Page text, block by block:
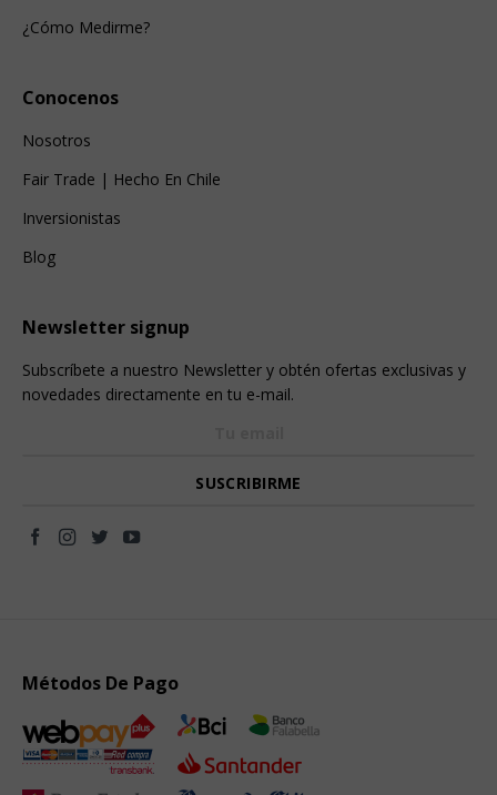
¿Cómo Medirme?
Conocenos
Nosotros
Fair Trade | Hecho En Chile
Inversionistas
Blog
Newsletter signup
Subscríbete a nuestro Newsletter y obtén ofertas exclusivas y
novedades directamente en tu e-mail.
Métodos De Pago